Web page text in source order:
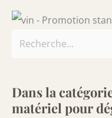
Dans la
matériel pour